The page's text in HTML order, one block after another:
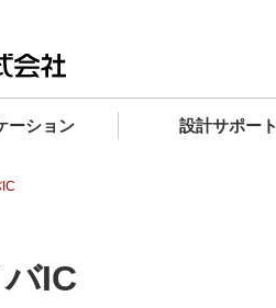
ーション 設計サポート
IC